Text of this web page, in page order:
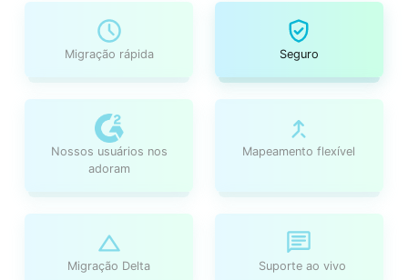
Migração rápida Seguro
Nossos usuários nos
adoram
Mapeamento flexível
Migração Delta Suporte ao vivo